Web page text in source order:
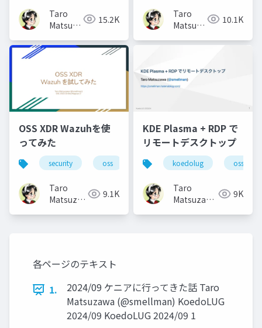
Taro
Matsuzawa
btm
15.2K
Taro
Matsuzawa
btm
10.1K
OSS XDR Wazuhを使
ってみた
security oss
Taro
Matsuzawa
9.1K
KDE Plasma + RDP で
リモートデスクトップ
koedolug oss
Taro
Matsuzawa
9K
各ページのテキスト
1.
2024/09 ケニアに行ってきた話 Taro
Matsuzawa (@smellman) KoedoLUG
2024/09 KoedoLUG 2024/09 1